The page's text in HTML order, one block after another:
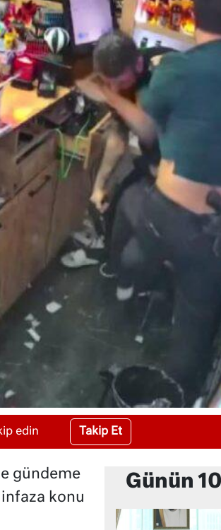
edin Takip Et
gündeme
konu
Günün